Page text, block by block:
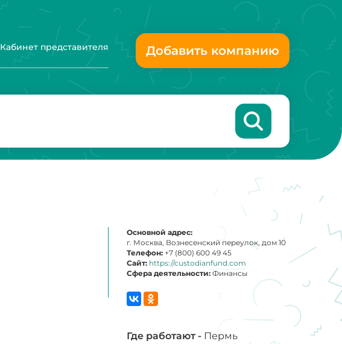
Кабинет представителя Добавить компанию
Основной адрес:
г. Москва, Вознесенский переулок, дом 10
Телефон: +7 (800) 600 49 45
Сайт: https://custodianfund.com
Сфера деятельности: Финансы
Где работают - Пермь